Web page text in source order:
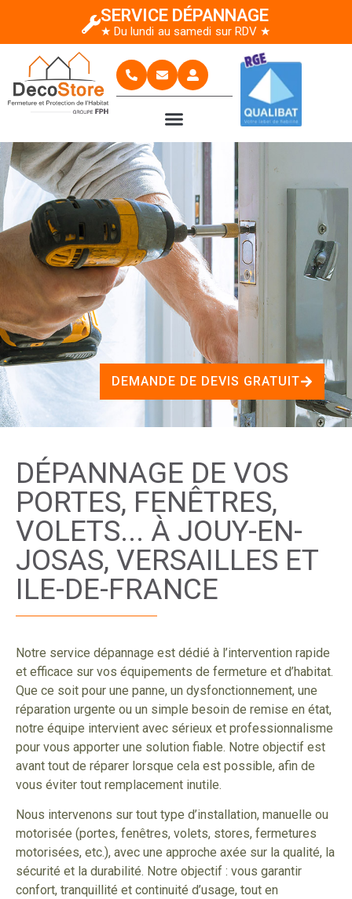
SERVICE DÉPANNAGE
★ Du lundi au samedi sur RDV ★
DEMANDE DE DEVIS GRATUIT
DÉPANNAGE DE VOS
PORTES, FENÊTRES,
VOLETS... À JOUY-EN-
JOSAS, VERSAILLES ET
ILE-DE-FRANCE
Notre service dépannage est dédié à l’intervention rapide
et efficace sur vos équipements de fermeture et d’habitat.
Que ce soit pour une panne, un dysfonctionnement, une
réparation urgente ou un simple besoin de remise en état,
notre équipe intervient avec sérieux et professionnalisme
pour vous apporter une solution fiable. Notre objectif est
avant tout de réparer lorsque cela est possible, afin de
vous éviter tout remplacement inutile.
Nous intervenons sur tout type d’installation, manuelle ou
motorisée (portes, fenêtres, volets, stores, fermetures
motorisées, etc.), avec une approche axée sur la qualité, la
sécurité et la durabilité. Notre objectif : vous garantir
confort, tranquillité et continuité d’usage, tout en